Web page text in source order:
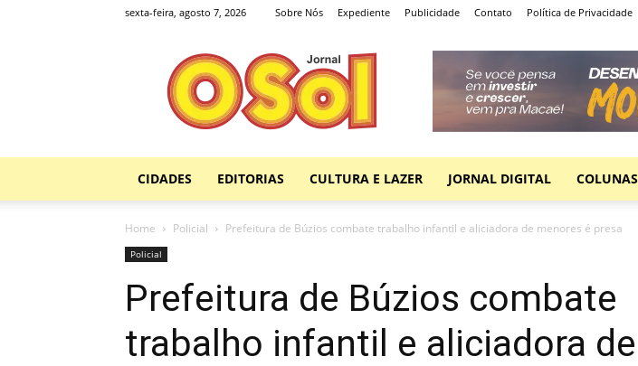
sexta-feira, agosto 7, 2026 Sobre Nós Expediente Publicidade Contato Política de Privacidade
Jornal
O
Sol
CIDADES EDITORIAS CULTURA E LAZER JORNAL DIGITAL COLUNAS
Home Policial Prefeitura de Búzios combate trabalho infantil e aliciadora de menores é presa
Policial
Prefeitura de Búzios combate
trabalho infantil e aliciadora de